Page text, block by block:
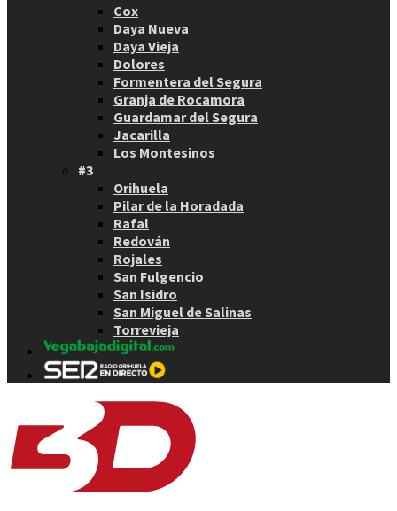
Cox
Daya Nueva
Daya Vieja
Dolores
Formentera del Segura
Granja de Rocamora
Guardamar del Segura
Jacarilla
Los Montesinos
#3
Orihuela
Pilar de la Horadada
Rafal
Redován
Rojales
San Fulgencio
San Isidro
San Miguel de Salinas
Torrevieja